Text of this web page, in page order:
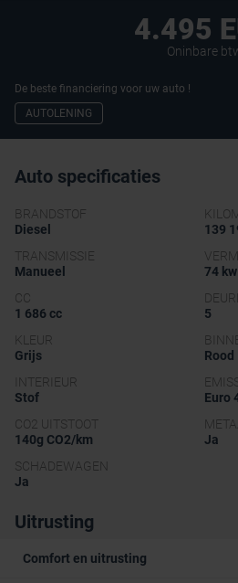
4.495
Oninbare
De beste financiering voor uw auto !
AUTOLENING
Auto specificaties
BRANDSTOF
Diesel
139
TRANSMISSIE
Manueel
74
CC
1 686 cc
5
KLEUR
Grijs
Rood
INTERIEUR
Stof
Euro
CO2 UITSTOOT
140g CO2/km
Ja
SCHADEWAGEN
Ja
Uitrusting
Comfort en uitrusting